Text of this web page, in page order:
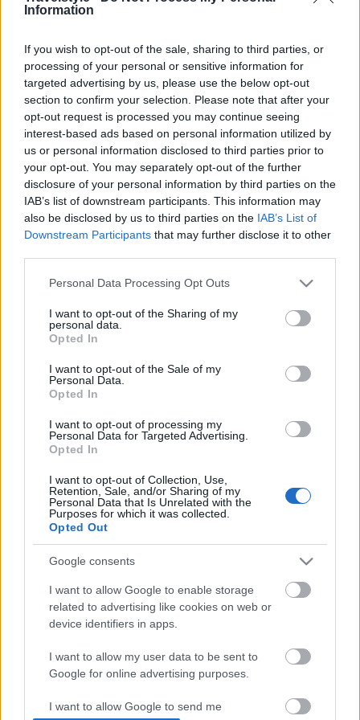
Information
If you wish to opt-out of the sale, sharing to third parties, or
processing of your personal or sensitive information for
targeted advertising by us, please use the below opt-out
section to confirm your selection. Please note that after your
opt-out request is processed you may continue seeing
interest-based ads based on personal information utilized by
us or personal information disclosed to third parties prior to
your opt-out. You may separately opt-out of the further
disclosure of your personal information by third parties on the
IAB’s list of downstream participants. This information may
also be disclosed by us to third parties on the IAB’s List of
Downstream Participants that may further disclose it to other
Please note that this website/app uses one or more Google
not limited to your visit or usage behaviour. You may click to
grant or deny consent to Google and its third-party tags to
use your data for below specified purposes in below Google
consent section.
Personal Data Processing Opt Outs
I want to opt-out of the Sharing of my
personal data.
Opted In
I want to opt-out of the Sale of my
Personal Data.
Opted In
I want to opt-out of processing my
Personal Data for Targeted Advertising.
Opted In
I want to opt-out of Collection, Use,
Retention, Sale, and/or Sharing of my
Personal Data that Is Unrelated with the
Purposes for which it was collected.
Opted Out
Google consents
I want to allow Google to enable storage
related to advertising like cookies on web or
device identifiers in apps.
I want to allow my user data to be sent to
Google for online advertising purposes.
I want to allow Google to send me
συναντά τη γαστρονομία —
Κορυφαία απόλαυση στην καρδιά
της Ξάνθης
Χριστίνα Καλαμπακτασώτη
Στα γραφικά καλντερίμια της Παλιάς Πόλης στην
Ξάνθη, τα μεγαλοπρεπή αρχοντικά και τα ιστορικά
κτίρια που δεσπόζουν, σε ταξιδεύουν σε μια άλλη
εποχή. Ωστόσο, η παράδοση αποκτά άλλο νόημα
δημιουργικά πιάτα με πρωταγωνιστή τις
Το πολυβραβευμένο εστιατόριο δε χρειάζεται
συστάσεις για τους ντόπιους και τους λάτρεις της
γαστρονομίας, μιας και αποτελεί μια δημοφιλή
διεύθυνση στην πόλη. Το καλοδιατηρημένο κτίριο
του εστιατορίου μας μυεί στην αρχιτεκτονική
φιλοσοφία του οικισμού και αντανακλά την τέχνη
των μαστόρων της εποχής και την αίγλη του
παρελθόντος.